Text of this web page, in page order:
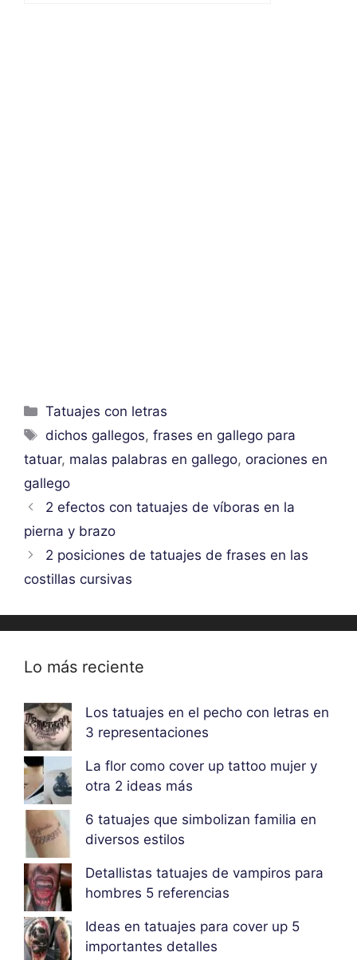
Categorías
Tatuajes con letras
Etiquetas
dichos gallegos,frases en gallego para
tatuar, malas palabras en gallego, oraciones en
gallego
2 efectos con tatuajes de víboras en la
pierna y brazo
2 posiciones de tatuajes de frases en las
costillas cursivas
Lo más reciente
Los tatuajes en el pecho con letras en
3 representaciones
La flor como cover up tattoo mujer y
otra 2 ideas más
6 tatuajes que simbolizan familia en
diversos estilos
Detallistas tatuajes de vampiros para
hombres 5 referencias
Ideas en tatuajes para cover up 5
importantes detalles